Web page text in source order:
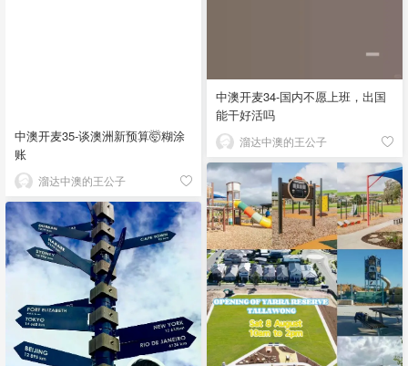
中澳开麦35-谈澳洲新预算🤯糊涂
账
溜达中澳的王公子
中澳开麦34-国内不愿上班，出国
能干好活吗
溜达中澳的王公子